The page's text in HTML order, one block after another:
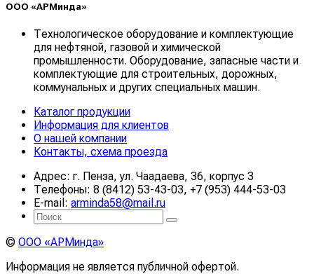
ООО «АРМинда»
Технологическое оборудование и комплектующие
для нефтяной, газовой и химической
промышленности. Оборудование, запасные части и
комплектующие для строительных, дорожных,
коммунальных и других специальных машин.
Каталог продукции
Информация для клиентов
О нашей компании
Контакты, схема проезда
Адрес: г. Пенза, ул. Чаадаева, 36, корпус 3
Телефоны: 8 (8412) 53-43-03, +7 (953) 444-53-03
E-mail: arminda58@mail.ru
© ООО «АРМинда»
Информация не является публичной офертой.